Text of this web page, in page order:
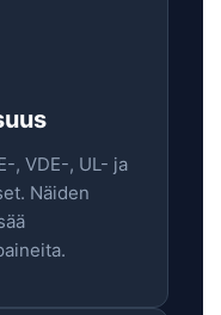
, VDE-, UL- ja
Näiden